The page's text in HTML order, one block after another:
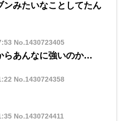
ンみたいなことしてたん
No.1430723405
らあんなに強いのか…
No.1430724358
No.1430724411